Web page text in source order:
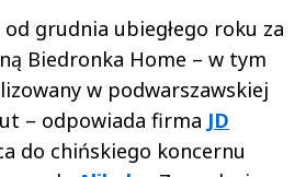
grudnia ubiegłego roku za
Biedronka Home – w tym
w podwarszawskiej
– odpowiada firma JD
do chińskiego koncernu